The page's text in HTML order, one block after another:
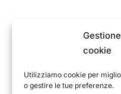
cookie
Utilizziamo cookie per
o gestire le tue preferenze.
Via Nemorense